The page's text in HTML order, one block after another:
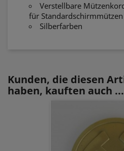
Verstellbare
für Standardschirmmützen
Silberfarben
Kunden, die diesen
haben, kauften auch ...